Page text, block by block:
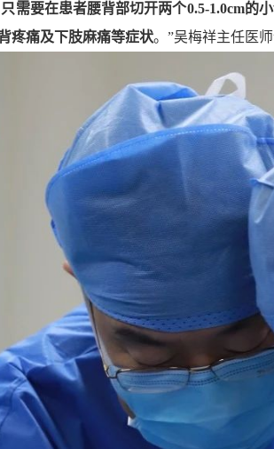
需要在患者腰背部切开两个0.5-1.0cm的
疼痛及下肢麻痛等症状。”吴梅祥主任医师